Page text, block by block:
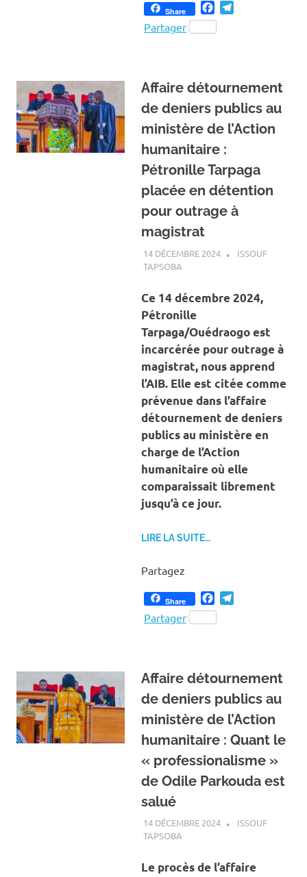
Share Facebook
Partager
Affaire détournement
de deniers publics au
ministère de l’Action
humanitaire :
Pétronille Tarpaga
placée en détention
pour outrage à
magistrat
14 DÉCEMBRE 2024
ISSOUF
TAPSOBA
Ce 14 décembre 2024,
Pétronille
Tarpaga/Ouédraogo est
incarcérée pour outrage à
magistrat, nous apprend
l’AIB. Elle est citée comme
prévenue dans l’affaire
détournement de deniers
publics au ministère en
charge de l’Action
humanitaire où elle
comparaissait librement
jusqu’à ce jour.
LIRE LA SUITE…
Partagez
Share Facebook
Partager
Affaire détournement
de deniers publics au
ministère de l’Action
humanitaire : Quant le
« professionalisme »
de Odile Parkouda est
salué
14 DÉCEMBRE 2024
ISSOUF
TAPSOBAA LA UNE
Le procès de l’affaire